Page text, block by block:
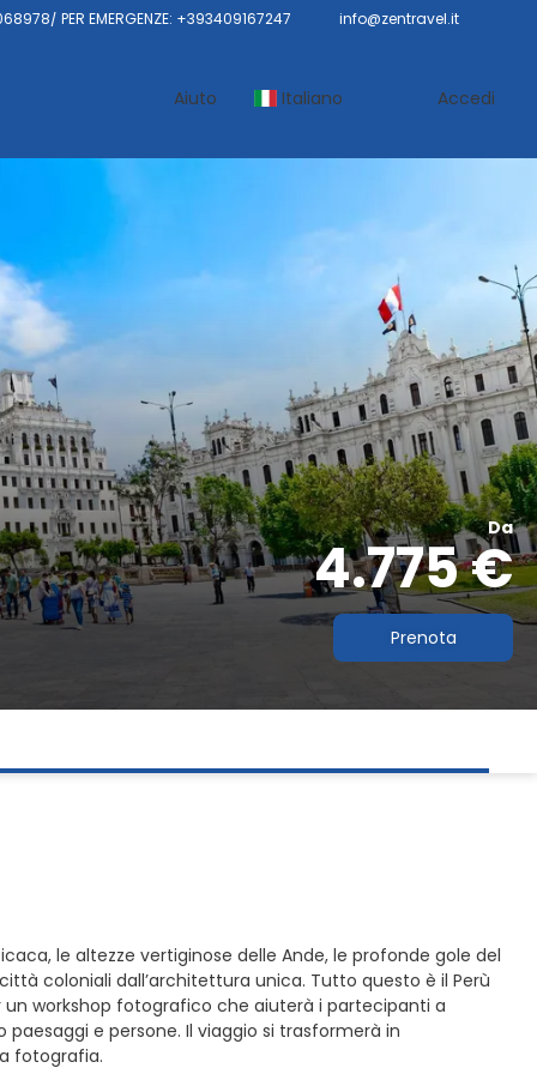
PER EMERGENZE: +393409167247 info@zentravel.it
Aiuto Italiano Accedi
Da
4.775 €
Prenota
le altezze vertiginose delle Ande, le profonde gole del
coloniali dall’architettura unica. Tutto questo è il Perù
un workshop fotografico che aiuterà i partecipanti a
e persone. Il viaggio si trasformerà in
fotografia.